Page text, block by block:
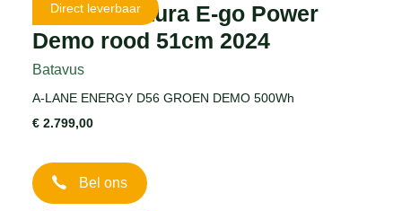
Direct leverbaar
Batavus Altura E-go Power
Demo rood 51cm 2024
Batavus
A-LANE ENERGY D56 GROEN DEMO 500Wh
€ 2.799,00
Bel ons